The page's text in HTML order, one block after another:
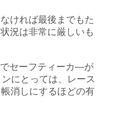
ければ最後までもた
況は非常に厳しいも
セーフティーカ―が
にとっては、レース
消しにするほどの有